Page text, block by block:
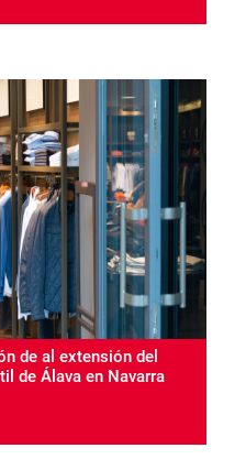
de al extensión del
de Álava en Navarra